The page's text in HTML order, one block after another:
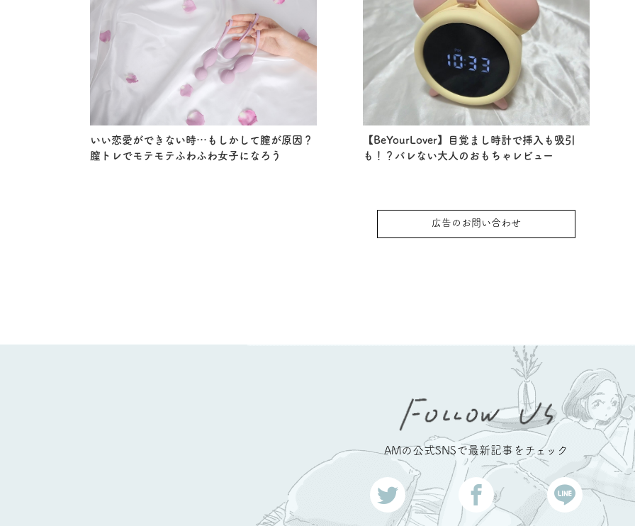
いい恋愛ができない時…もしかして膣が原因？
膣トレでモテモテふわふわ女子になろう
【BeYourLover】目覚まし時計で挿入も吸引
も！？バレない大人のおもちゃレビュー
広告のお問い合わせ
AMの公式SNSで最新記事をチェック